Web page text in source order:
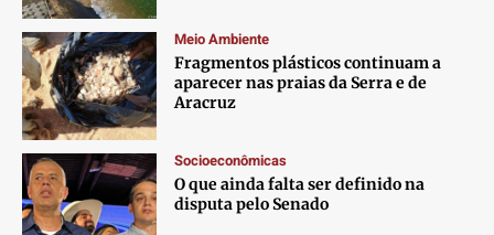
Meio Ambiente
Fragmentos plásticos continuam a
aparecer nas praias da Serra e de
Aracruz
Socioeconômicas
O que ainda falta ser definido na
disputa pelo Senado